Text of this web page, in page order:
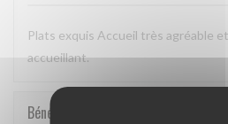
Plats exquis Accueil très agréable
accueillant.
Bénédicte